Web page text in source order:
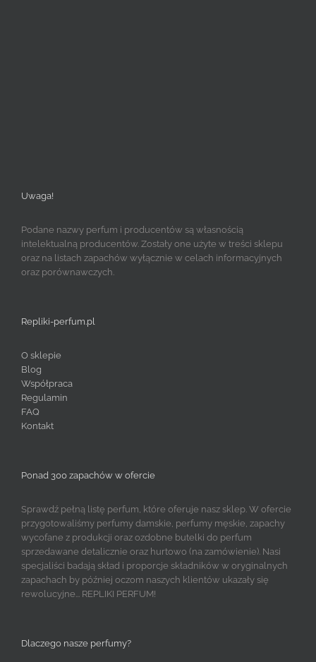
Uwaga!
Podane nazwy perfum i producentów są własnością
intelektualną producentów. Zostały one użyte w treści sklepu
oraz na listach zapachów wyłącznie w celach informacyjnych
oraz porównawczych.
Repliki-perfum.pl
O sklepie
Blog
Współpraca
Regulamin
FAQ
Kontakt
Ponad 300 zapachów w ofercie
Sprawdź pełną listę perfum, które oferuje nasz sklep. W ofercie
przygotowaliśmy perfumy damskie, perfumy męskie, zapachy
wycofane z produkcji oraz ozdobne butelki do perfum
sprzedawane detalicznie oraz hurtowo (na zamówienie). Nasi
specjaliści badają skład i proporcje składników w oryginalnych
zapachach by później oczom naszych klientów ukazały się
rewolucyjne... REPLIKI PERFUM!
Dlaczego nasze perfumy?